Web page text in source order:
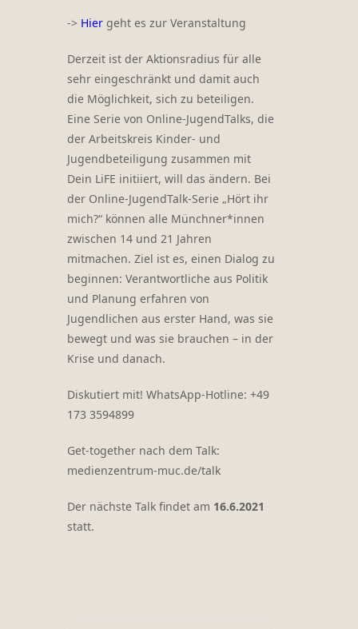
-> Hier geht es zur Veranstaltung
Derzeit ist der Aktionsradius für alle
sehr eingeschränkt und damit auch
die Möglichkeit, sich zu beteiligen.
Eine Serie von Online-JugendTalks, die
der Arbeitskreis Kinder- und
Jugendbeteiligung zusammen mit
Dein LiFE initiiert, will das ändern. Bei
der Online-JugendTalk-Serie „Hört ihr
mich?“ können alle Münchner*innen
zwischen 14 und 21 Jahren
mitmachen. Ziel ist es, einen Dialog zu
beginnen: Verantwortliche aus Politik
und Planung erfahren von
Jugendlichen aus erster Hand, was sie
bewegt und was sie brauchen – in der
Krise und danach.
Diskutiert mit! WhatsApp-Hotline: +49
173 3594899
Get-together nach dem Talk:
medienzentrum-muc.de/talk
Der nächste Talk findet am 16.6.2021
statt.